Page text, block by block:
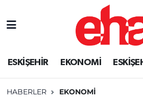
ESKİŞEHİR EKONOMİ
HABERLER EKONOMİ